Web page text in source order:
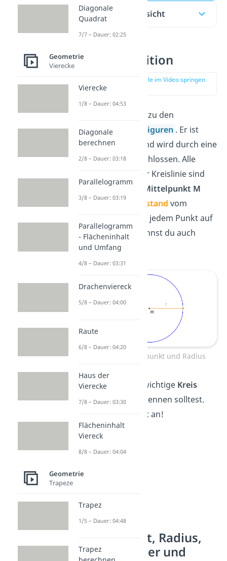
Inhaltsübersicht
Kreis Definition
zur Stelle im Video springen
gehört zu den
geometrischen Figuren . Er ist
komplett rund und wird durch eine
Kreislinieabgeschlossen. Alle
Punkte auf dieser Kreislinie sind
gleich weit vom
Mittelpunkt M
entfernt. Den
Abstand vom
Mittelpunkt M zu jedem Punkt auf
derKreislinie
nennst du auch
Radius r.
Kreis mit Mittelpunkt und Radius
Es gibt ein paar wichtige Kreis
Begriffe, die du kennen solltest.
Schau sie dir jetzt an!
Mittelpunkt, Radius,
Durchmesser und
Diagonale
Quadrat
7/7 – Dauer: 02:25
Geometrie
Vierecke
Vierecke
1/8 – Dauer: 04:53
Diagonale
berechnen
2/8 – Dauer: 03:18
Parallelogramm
3/8 – Dauer: 03:19
Parallelogramm
- Flächeninhalt
und Umfang
4/8 – Dauer: 03:31
Drachenviereck
5/8 – Dauer: 04:00
Raute
6/8 – Dauer: 04:20
Haus der
Vierecke
7/8 – Dauer: 03:30
Flächeninhalt
Viereck
8/8 – Dauer: 04:04
Geometrie
Trapeze
Trapez
1/5 – Dauer: 04:48
Trapez